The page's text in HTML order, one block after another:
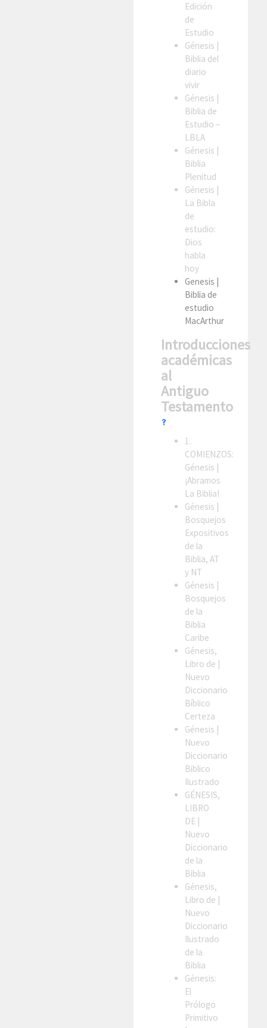
Edición
de
Estudio
Génesis
Biblia del
diario
vivir
Génesis
Biblia de
Estudio –
LBLA
Génesis
Biblia
Plenitud
Génesis
La Bibla
de
estudio:
Dios
habla
hoy
Genesis
Biblia de
estudio
MacArthur
Introducciones
académicas
al
Antiguo
Testamento
1.
COMIENZOS:
Génesis
¡Abramos
La Biblia!
Génesis
Bosquejos
Expositivos
de la
Biblia, AT
y NT
Génesis
Bosquejos
de la
Biblia
Caribe
Génesis,
Libro de
Nuevo
Diccionario
Bíblico
Certeza
Génesis
Nuevo
Diccionario
Biblico
Ilustrado
GÉNESIS,
LIBRO
DE|
Nuevo
Diccionario
de la
Biblia
Génesis,
Libro de
Nuevo
Diccionario
Ilustrado
de la
Biblia
Génesis:
El
Prólogo
Primitivo